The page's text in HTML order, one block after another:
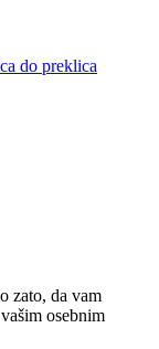
do preklica
zato, da vam
osebnim